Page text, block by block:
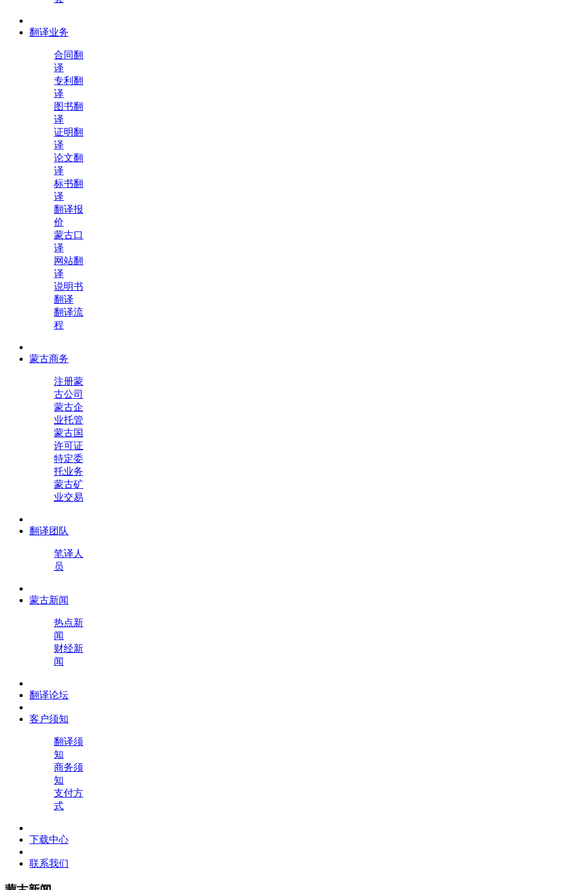
翻译业务
合同翻
译
专利翻
译
图书翻
译
证明翻
译
论文翻
译
标书翻
译
翻译报
价
蒙古口
译
网站翻
译
说明书
翻译
翻译流
程
蒙古商务
注册蒙
古公司
蒙古企
业托管
蒙古国
许可证
特定委
托业务
蒙古矿
业交易
翻译团队
笔译人
员
蒙古新闻
热点新
闻
财经新
闻
翻译论坛
客户须知
翻译须
知
商务须
知
支付方
式
下载中心
联系我们